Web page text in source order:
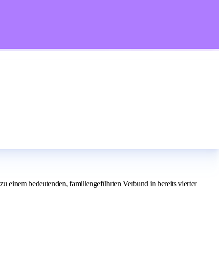
einem bedeutenden, familiengeführten Verbund in bereits vierter